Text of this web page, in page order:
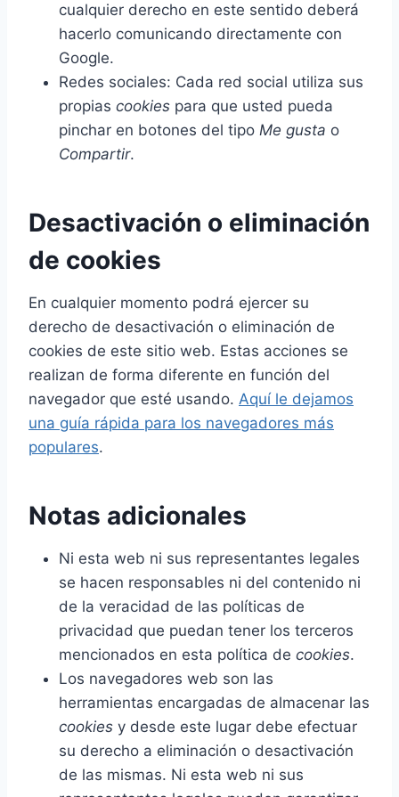
cualquier derecho en este sentido deberá
hacerlo comunicando directamente con
Google.
Redes sociales: Cada red social utiliza sus
propias cookies para que usted pueda
pinchar en botones del tipo Me gusta o
Compartir.
Desactivación o eliminación
de cookies
En cualquier momento podrá ejercer su
derecho de desactivación o eliminación de
cookies de este sitio web. Estas acciones se
realizan de forma diferente en función del
navegador que esté usando. Aquí le dejamos
una guía rápida para los navegadores más
populares.
Notas adicionales
Ni esta web ni sus representantes legales
se hacen responsables ni del contenido ni
de la veracidad de las políticas de
privacidad que puedan tener los terceros
mencionados en esta política de cookies.
Los navegadores web son las
herramientas encargadas de almacenar las
cookies y desde este lugar debe efectuar
su derecho a eliminación o desactivación
de las mismas. Ni esta web ni sus